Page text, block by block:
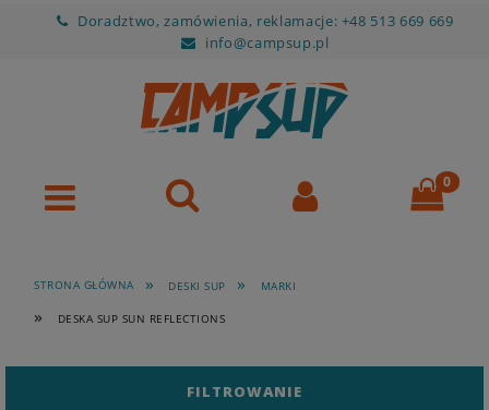
Doradztwo, zamówienia, reklamacje: +48 513 669 669
info@campsup.pl
STRONA GŁÓWNA » DESKI SUP » MARKI
» DESKA SUP SUN REFLECTIONS
FILTROWANIE